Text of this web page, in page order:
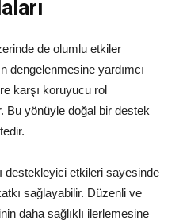
de olumlu etkiler
dengelenmesine yardımcı
karşı koruyucu rol
Bu yönüyle doğal bir destek
destekleyici etkileri sayesinde
sağlayabilir. Düzenli ve
daha sağlıklı ilerlemesine